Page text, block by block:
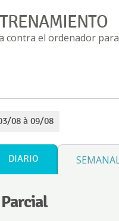
contra el ordenador
08 à 09/08
DIARIO